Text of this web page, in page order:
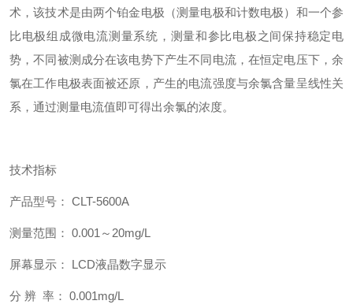
术，该技术是由两个铂金电极（测量电极和计数电极）和一个参
比电极组成微电流测量系统，测量和参比电极之间保持稳定电
势，不同被测成分在该电势下产生不同电流，在恒定电压下，余
氯在工作电极表面被还原，产生的电流强度与余氯含量呈线性关
系，通过测量电流值即可得出余氯的浓度。
技术指标
产品型号： CLT-5600A
测量范围： 0.001～20mg/L
屏幕显示： LCD液晶数字显示
分 辨 率： 0.001mg/L